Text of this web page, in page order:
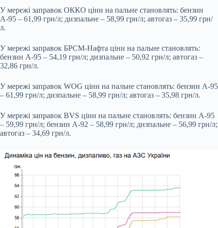
У мережі заправок ОККО ціни на пальне становлять: бензин
А-95 – 61,99 грн/л; дизпальне – 58,99 грн/л; автогаз – 35,99 грн/
л.
У мережі заправок БРСМ-Нафта ціни на пальне становлять:
бензин А-95 – 54,19 грн/л; дизпальне – 50,92 грн/л; автогаз –
32,86 грн/л.
У мережі заправок WOG ціни на пальне становлять: бензин А-95
– 61,99 грн/л; дизпальне – 58,99 грн/л; автогаз – 35,98 грн/л.
У мережі заправок BVS ціни на пальне становлять: бензин А-95
– 59,99 грн/л; бензин А-92 – 58,99 грн/л; дизпальне – 56,99 грн/л;
автогаз – 34,69 грн/л.